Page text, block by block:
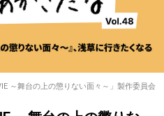
～舞台の上の懲りない面々～」製作委員会